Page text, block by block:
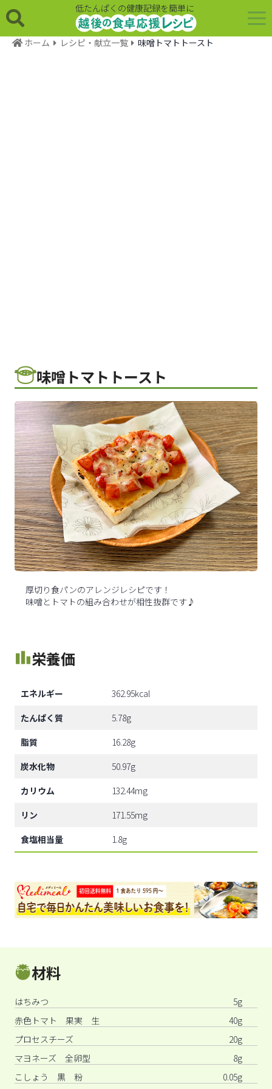
低たんぱくの健康記録を簡単に
ホーム レシピ・献立一覧 味噌トマトトースト
味噌トマトトースト
厚切り食パンのアレンジレシピです！
味噌とトマトの組み合わせが相性抜群です♪
栄養価
エネルギー
362.95kcal
たんぱく質
5.78g
脂質
16.28g
炭水化物
50.97g
カリウム
132.44mg
リン
171.55mg
食塩相当量
1.8g
材料
はちみつ
5g
赤色トマト 果実 生
40g
プロセスチーズ
20g
マヨネーズ 全卵型
8g
こしょう 黒 粉
0.05g